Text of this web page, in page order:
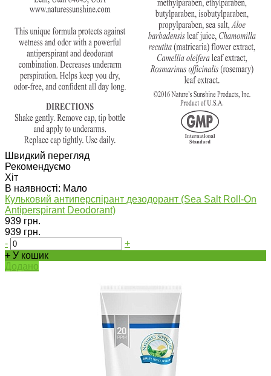
Швидкий перегляд
Рекомендуємо
Хіт
В наявності: Мало
Кульковий антиперспірант дезодорант (Sea Salt Roll-On
Antiperspirant Deodorant)
939 грн.
939 грн.
-
+
+ У кошик
Додано